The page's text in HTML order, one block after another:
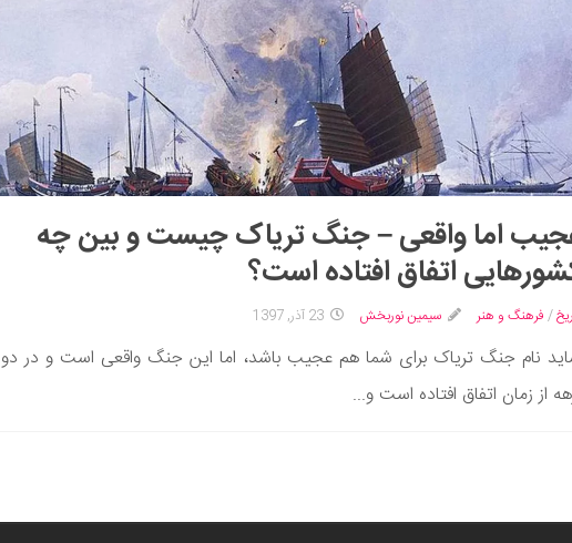
اما واقعی – جنگ تریاک چیست و بین چه
اتفاق افتاده است؟
/ فرهنگ و هنر سیمین نوربخش 23 آذر, 1397
نام جنگ تریاک برای شما هم عجیب باشد، اما این جنگ واقعی است و در دو
از زمان اتفاق افتاده است و...